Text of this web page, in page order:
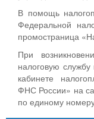
В помощь
Федеральной
промостраница
При
налоговую
кабинете
ФНС России» на
по единому